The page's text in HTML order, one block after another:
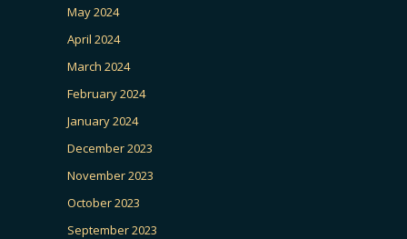
May 2024
April 2024
March 2024
February 2024
January 2024
December 2023
November 2023
October 2023
September 2023